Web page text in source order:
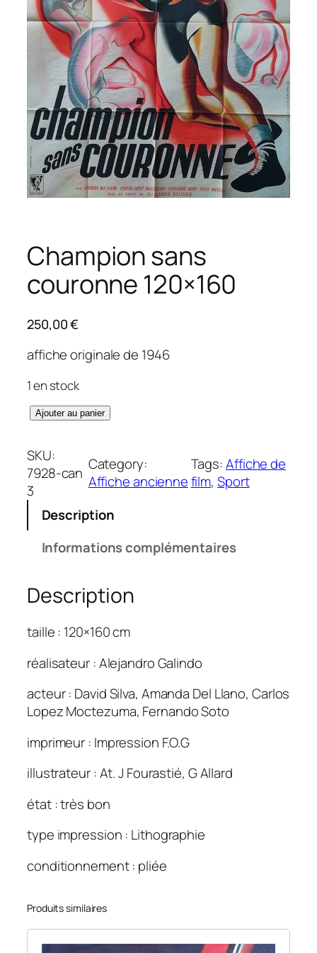
Champion sans
couronne 120×160
250,00€
affiche originale de 1946
1 en stock
q
a
n
t
i
C
h
a
m
p
o
n
a
n
c
u
o
n
e
Ajouter au panier
SKU:
7928-can
3
Category:
Affiche ancienne
Tags:Affiche de
film, Sport
Description
Informations complémentaires
Description
taille : 120×160 cm
réalisateur : Alejandro Galindo
acteur : David Silva, Amanda Del Llano, Carlos
Lopez Moctezuma, Fernando Soto
imprimeur : Impression F.O.G
illustrateur : At. J Fourastié, G Allard
état : très bon
type impression : Lithographie
conditionnement : pliée
Produits similaires